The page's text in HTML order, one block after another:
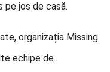
pe jos de casă.
organizația Missing
echipe de